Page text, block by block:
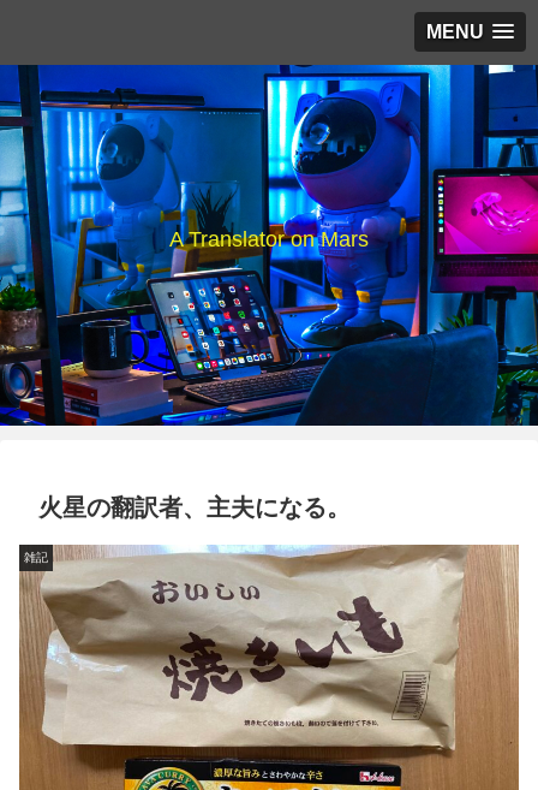
MENU
A Translator on Mars
火星の翻訳者、主夫になる。
雑記